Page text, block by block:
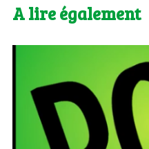
A lire également